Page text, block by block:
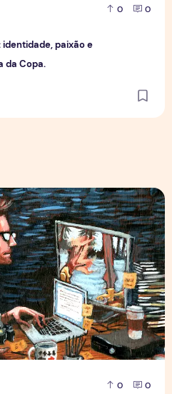
0 0
paixão e
da Copa.
0 0